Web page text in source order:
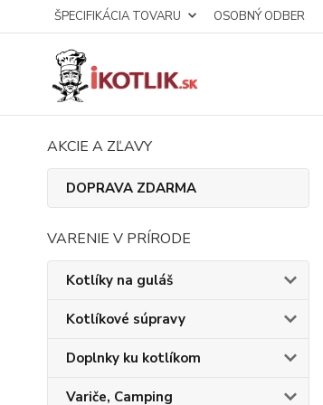
ŠPECIFIKÁCIA TOVARU OSOBNÝ ODBER
AKCIE A ZĽAVY
DOPRAVA ZDARMA
VARENIE V PRÍRODE
Kotlíky na guláš
Kotlíkové súpravy
Doplnky ku kotlíkom
Variče, Camping